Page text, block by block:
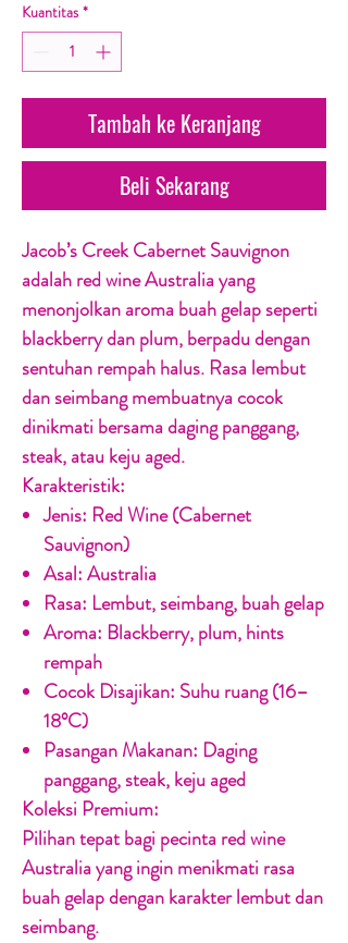
Kuantitas *
Tambah ke Keranjang
Beli Sekarang
Jacob’s Creek Cabernet Sauvignon
adalah red wine Australia yang
menonjolkan aroma buah gelap seperti
blackberry dan plum, berpadu dengan
sentuhan rempah halus. Rasa lembut
dan seimbang membuatnya cocok
dinikmati bersama daging panggang,
steak, atau keju aged.
Karakteristik:
Jenis: Red Wine (Cabernet
Sauvignon)
Asal:Australia
Rasa: Lembut, seimbang, buah gelap
Aroma: Blackberry, plum, hints
rempah
Cocok Disajikan: Suhu ruang (16–
18°C)
Pasangan Makanan: Daging
panggang, steak, keju aged
Koleksi Premium:
Pilihan tepat bagi pecinta red wine
Australia yang ingin menikmati rasa
buah gelap dengan karakter lembut dan
seimbang.